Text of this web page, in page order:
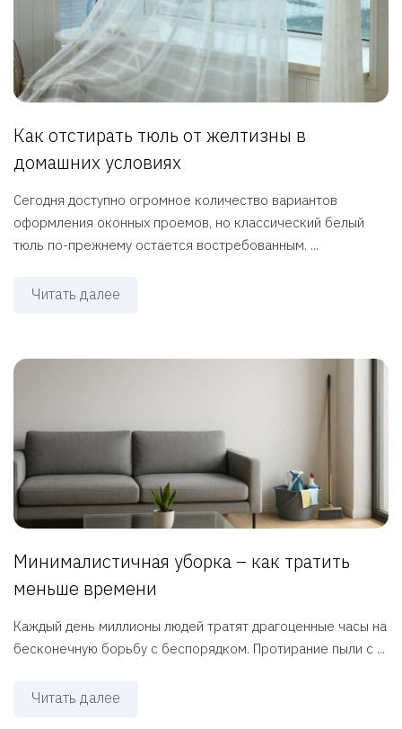
Как отстирать тюль от желтизны в
домашних условиях
Сегодня доступно огромное количество вариантов
оформления оконных проемов, но классический белый
тюль по-прежнему остается востребованным. ...
Читать далее
Минималистичная уборка – как тратить
меньше времени
Каждый день миллионы людей тратят драгоценные часы на
бесконечную борьбу с беспорядком. Протирание пыли с ...
Читать далее